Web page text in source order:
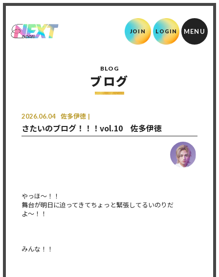
JOIN LOGIN
BLOG
ブログ
2026.06.04 佐多伊徳
さたいのブログ！！！vol.10 佐多伊徳
やっほ〜！！
舞台が明日に迫ってきてちょっと緊張してるいのりだ
よ〜！！
みんな！！